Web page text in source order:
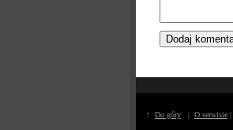
↑ Do góry | O serwisie |